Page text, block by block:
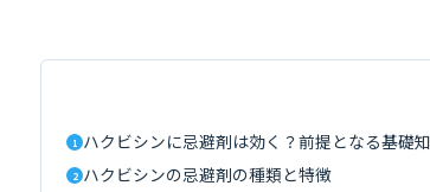
1 ハクビシンに忌避剤は効く？前提となる基礎
2 ハクビシンの忌避剤の種類と特徴